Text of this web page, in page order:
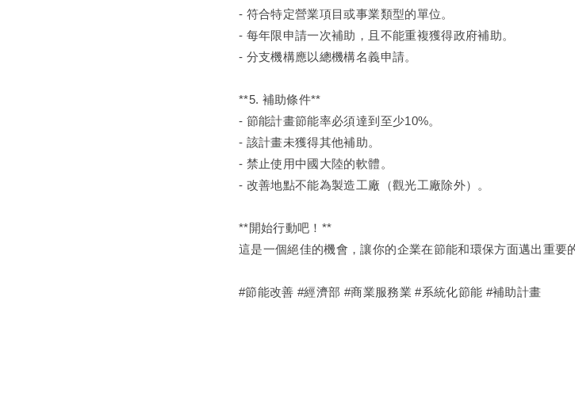
- 符合特定營業項目或事業類型的單位。
- 每年限申請一次補助，且不能重複獲得政府補助。
- 分支機構應以總機構名義申請。
**5. 補助條件**
- 節能計畫節能率必須達到至少10%。
- 該計畫未獲得其他補助。
- 禁止使用中國大陸的軟體。
- 改善地點不能為製造工廠（觀光工廠除外）。
**開始行動吧！**
這是一個絕佳的機會，讓你的企業在節能和環保方面邁出重要
#節能改善 #經濟部 #商業服務業 #系統化節能 #補助計畫